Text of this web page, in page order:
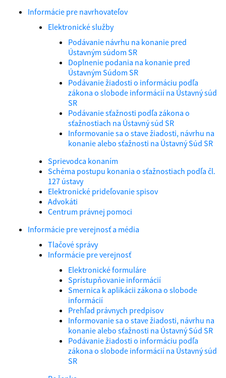
Informácie pre navrhovateľov
Elektronické služby
Podávanie návrhu na konanie pred
Ústavným súdom SR
Doplnenie podania na konanie pred
Ústavným Súdom SR
Podávanie žiadosti o informáciu podľa
zákona o slobode informácií na Ústavný súd
SR
Podávanie sťažnosti podľa zákona o
sťažnostiach na Ústavný súd SR
Informovanie sa o stave žiadosti, návrhu na
konanie alebo sťažnosti na Ústavný Súd SR
Sprievodca konaním
Schéma postupu konania o sťažnostiach podľa čl.
127 ústavy
Elektronické prideľovanie spisov
Advokáti
Centrum právnej pomoci
Informácie pre verejnosť a média
Tlačové správy
Informácie pre verejnosť
Elektronické formuláre
Sprístupňovanie informácií
Smernica k aplikácii zákona o slobode
informácií
Prehľad právnych predpisov
Informovanie sa o stave žiadosti, návrhu na
konanie alebo sťažnosti na Ústavný Súd SR
Podávanie žiadosti o informáciu podľa
zákona o slobode informácií na Ústavný súd
SR